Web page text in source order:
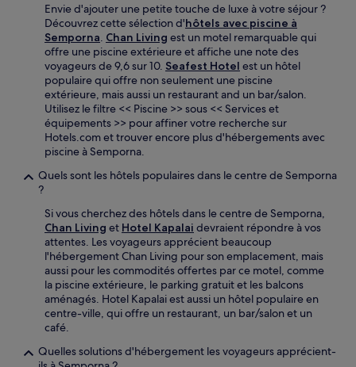
Envie d'ajouter une petite touche de luxe à votre séjour ?
Découvrez cette sélection d'hôtels avec piscine à
Semporna. Chan Living est un motel remarquable qui
offre une piscine extérieure et affiche une note des
voyageurs de 9,6 sur 10. Seafest Hotel est un hôtel
populaire qui offre non seulement une piscine
extérieure, mais aussi un restaurant and un bar/salon.
Utilisez le filtre << Piscine >> sous << Services et
équipements >> pour affiner votre recherche sur
Hotels.com et trouver encore plus d'hébergements avec
piscine à Semporna.
Quels sont les hôtels populaires dans le centre de Semporna
?
Si vous cherchez des hôtels dans le centre de Semporna,
Chan Living et Hotel Kapalai devraient répondre à vos
attentes. Les voyageurs apprécient beaucoup
l'hébergement Chan Living pour son emplacement, mais
aussi pour les commodités offertes par ce motel, comme
la piscine extérieure, le parking gratuit et les balcons
aménagés. Hotel Kapalai est aussi un hôtel populaire en
centre-ville, qui offre un restaurant, un bar/salon et un
café.
Quelles solutions d'hébergement les voyageurs apprécient-